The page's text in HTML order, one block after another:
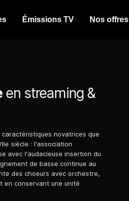
Émissions TV Nos offres
en streaming &
novatrices que
siècle : l'association
avec l'audacieuse insertion du
de basse continue au
des choeurs avec orchestre,
en conservant une unité